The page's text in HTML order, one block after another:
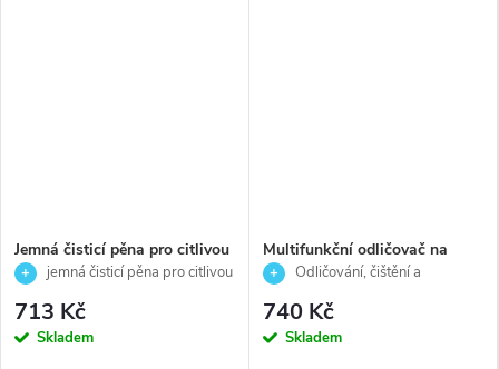
Jemná čisticí pěna pro citlivou
pleť, oči i rty - Delicate Foam
jemná čisticí pěna pro citlivou
713 Kč
Skladem
Multifunkční odličovač na
obličej 3 v 1 pro citlivou pleť -
Odličování, čištění a
740 Kč
Skladem